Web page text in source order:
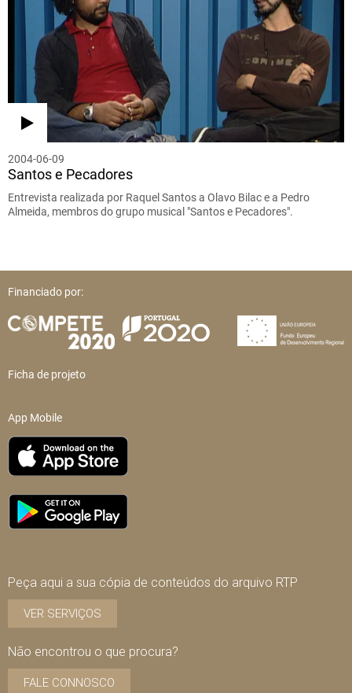
2004-06-09
Santos e Pecadores
Entrevista realizada por Raquel Santos a Olavo Bilac e a Pedro
Almeida, membros do grupo musical "Santos e Pecadores".
Financiado por:
Ficha de projeto
App Mobile
Peça aqui a sua cópia de conteúdos do arquivo RTP
VER SERVIÇOS
Não encontrou o que procura?
FALE CONNOSCO